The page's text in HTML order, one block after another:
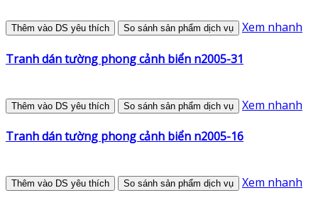
Thêm vào DS yêu thích So sánh sản phẩm dịch vụ Xem nhanh
Tranh dán tường phong cảnh biển n2005-31
Thêm vào DS yêu thích So sánh sản phẩm dịch vụ Xem nhanh
Tranh dán tường phong cảnh biển n2005-16
Thêm vào DS yêu thích So sánh sản phẩm dịch vụ Xem nhanh